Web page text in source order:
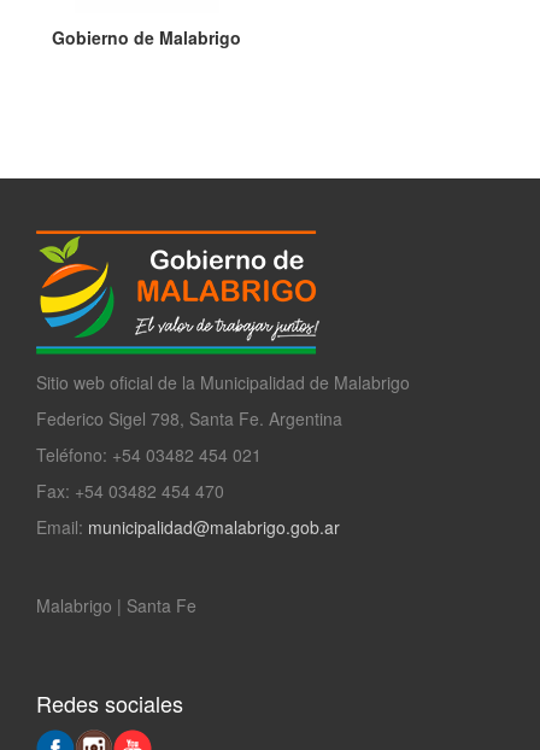
Gobierno de Malabrigo
Sitio web oficial de la Municipalidad de Malabrigo
Federico Sigel 798, Santa Fe. Argentina
Teléfono: +54 03482 454 021
Fax: +54 03482 454 470
Email: municipalidad@malabrigo.gob.ar
Malabrigo | Santa Fe
Redes sociales